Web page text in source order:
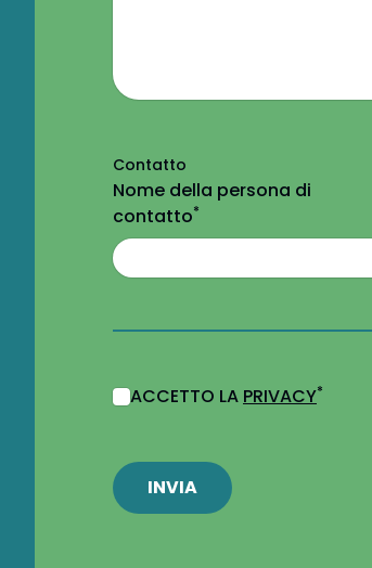
Contatto
Nome della persona di
contatto*
ACCETTO LA PRIVACY*
INVIA